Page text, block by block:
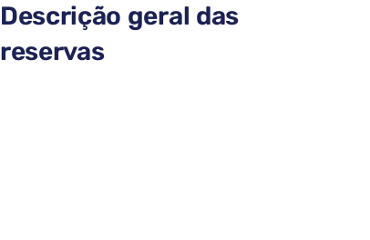
Descrição geral das
reservas